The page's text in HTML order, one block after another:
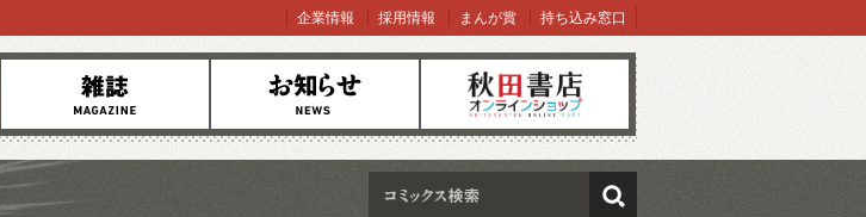
雑誌 お知らせ オンラインショップ
企業情報 採用情報 まんが賞 持ち込み窓口